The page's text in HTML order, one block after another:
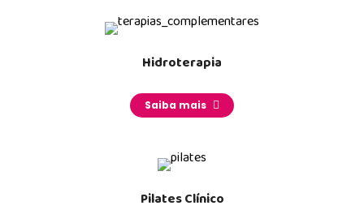
Hidroterapia
Saiba mais
Pilates Clínico